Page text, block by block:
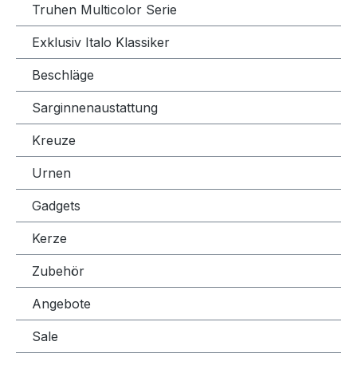
Truhen Multicolor Serie
Exklusiv Italo Klassiker
Beschläge
Sarginnenaustattung
Kreuze
Urnen
Gadgets
Kerze
Zubehör
Angebote
Sale